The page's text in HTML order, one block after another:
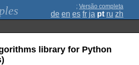
; Versão completa
de en es fr ja pt ru zh
library for Python